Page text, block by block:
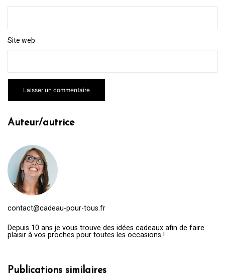
Site web
Auteur/autrice
contact@cadeau-pour-tous.fr
Depuis 10 ans je vous trouve des idées cadeaux afin de faire
plaisir à vos proches pour toutes les occasions !
Publications similaires